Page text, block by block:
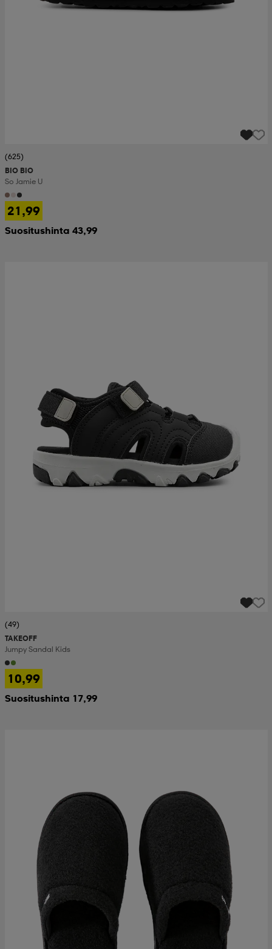
(625)
BIO BIO
So Jamie U
21,99
Suositushinta 43,99
(49)
TAKEOFF
Jumpy Sandal Kids
10,99
Suositushinta 17,99